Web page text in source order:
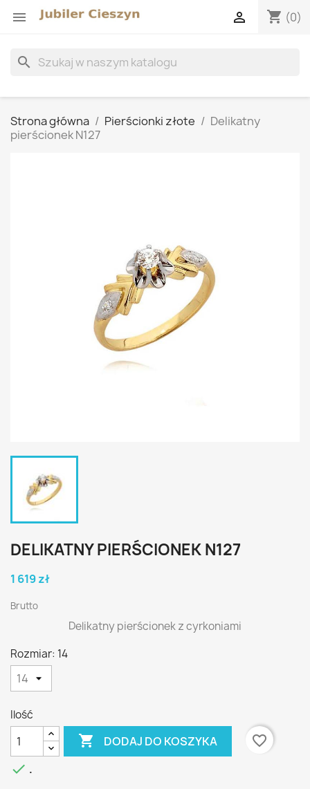
 shopping_cart (0)

search
Strona główna Pierścionki złote
Delikatny
pierścionek N127
DELIKATNY PIERŚCIONEK N127
1 619 zł
Brutto
Delikatny pierścionek z cyrkoniami
Rozmiar: 14
Ilość
 DODAJ DO KOSZYKA
favorite_border
 .